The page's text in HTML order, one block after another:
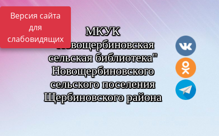
Версия сайта
для
слабовидящих
МКУК
"Новощербиновская
сельская библиотека"
Новощербиновского
сельского поселения
Щербиновского района